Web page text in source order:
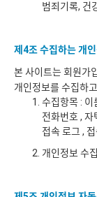
범죄기록, 건
제4조 수집하는 개
본 사이트는 회원가
개인정보를 수집하
수집항목 : 이
전화번호 , 자
접속 로그 ,
개인정보 수